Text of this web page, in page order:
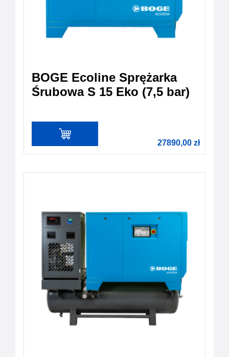
BOGE Ecoline Sprężarka
Śrubowa S 15 Eko (7,5 bar)
27890,00 zł